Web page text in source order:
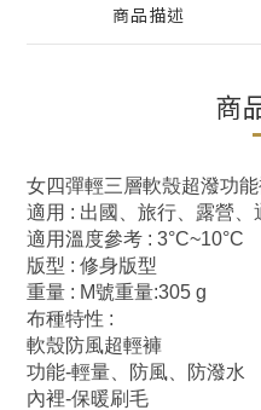
商品描述
商
女四彈輕三層軟殼超潑功
適用 : 出國、旅行、露營
適用溫度參考 : 3°C~10°C
版型 : 修身版型
重量 : M號重量:305 g
布種特性 :
軟殼防風超輕褲
功能-輕量、防風、防潑水
內裡-保暖刷毛